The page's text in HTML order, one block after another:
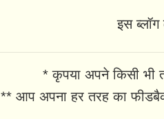
इस
* कृपया अपने किसी भी
** आप अपना हर तरह का